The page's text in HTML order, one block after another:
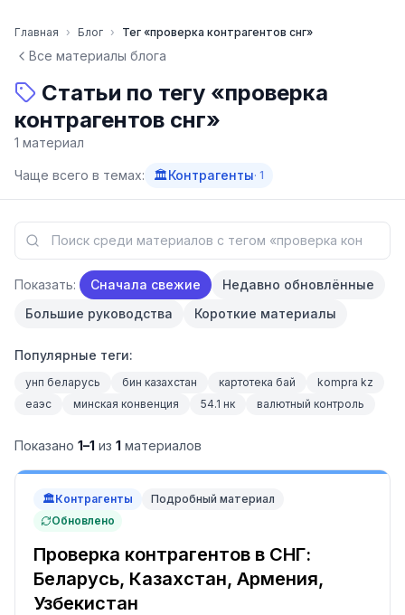
Главная › Блог › Тег «проверка контрагентов снг»
Все материалы блога
Статьи по тегу «проверка
контрагентов снг»
1 материал
Чаще всего в темах: 🏛Контрагенты· 1
Показать: Сначала свежие
Недавно обновлённые
Большие руководства
Короткие материалы
Популярные теги:
унп беларусь бин казахстан картотека бай
kompra kz
еаэс
минская конвенция 54.1 нк валютный контроль
Показано 1–1 из 1 материалов
🏛Контрагенты
Подробный материал
Обновлено
Проверка контрагентов в СНГ:
Беларусь, Казахстан, Армения,
Узбекистан